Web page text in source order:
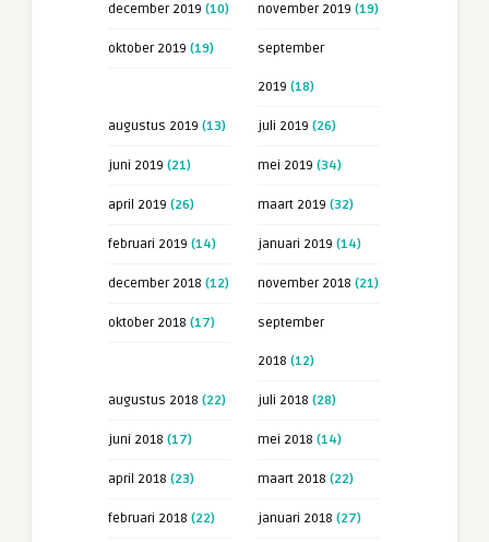
december 2019 (10) november 2019 (19)
oktober 2019 (19) september
2019 (18)
augustus 2019 (13) juli 2019 (26)
juni 2019 (21) mei 2019 (34)
april 2019 (26) maart 2019 (32)
februari 2019 (14) januari 2019 (14)
december 2018 (12) november 2018 (21)
oktober 2018 (17) september
2018 (12)
augustus 2018 (22) juli 2018 (28)
juni 2018 (17) mei 2018 (14)
april 2018 (23) maart 2018 (22)
februari 2018 (22) januari 2018 (27)